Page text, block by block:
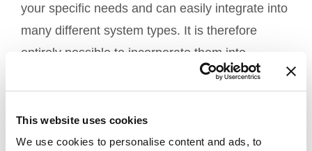
This website uses cookies
We use cookies to personalise content and ads, to
your specific needs and can easily integrate into
many different system types. It is therefore
entirely possible to incorporate them into
existing systems and control them with your own
2-8. How do I synchronize two electric